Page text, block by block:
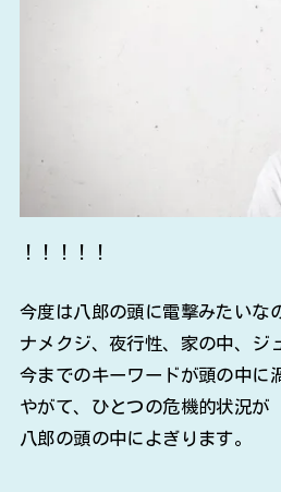
！！！！！
今度は八郎の頭に電撃みたいな
ナメクジ、夜行性、家の中、ジ
今までのキーワードが頭の中に
やがて、ひとつの危機的状況が
八郎の頭の中によぎります。